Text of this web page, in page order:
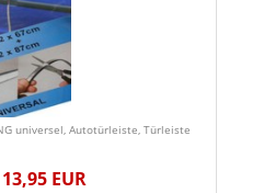
universel, Autotürleiste, Türleiste
13,95 EUR